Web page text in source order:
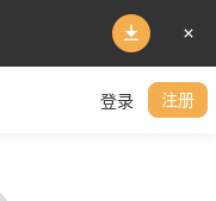
登录 注册